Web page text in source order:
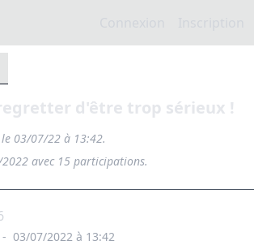
d'être trop sérieux !
03/07/22 à 13:42.
avec 15 participations.
- 03/07/2022 à 13:42